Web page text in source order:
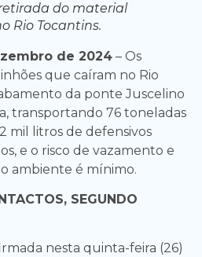
do material
Rio Tocantins.
de 2024 – Os
que caíram no Rio
da ponte Juscelino
transportando 76 toneladas
mil litros de defensivos
e o risco de vazamento e
ambiente é mínimo.
SEGUNDO
nesta quinta-feira (26)